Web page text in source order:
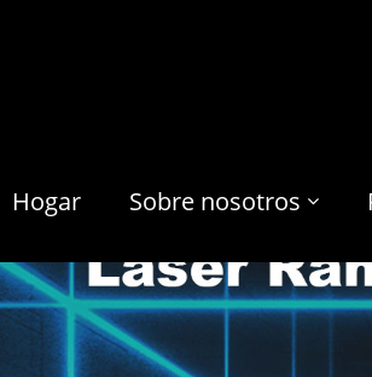
Hogar Sobre nosotros